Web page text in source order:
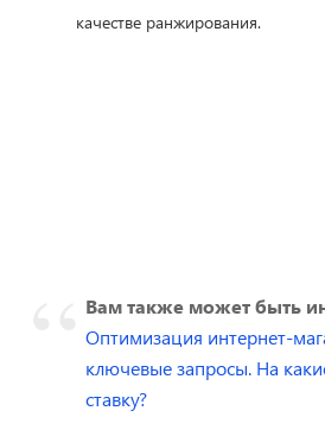
качестве ранжирования.
Вам также может быть
Оптимизация интернет-
ключевые запросы. На
ставку?